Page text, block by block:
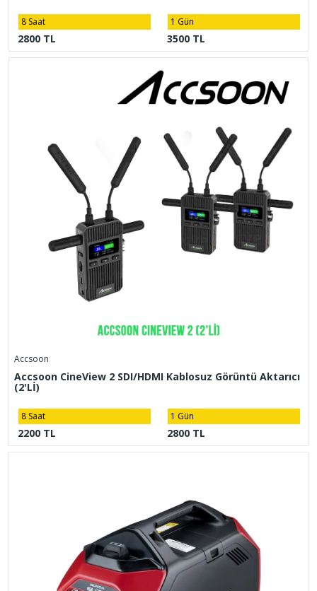
8 Saat
2800 TL
1 Gün
3500 TL
Accsoon
Accsoon CineView 2 SDI/HDMI Kablosuz Görüntü Aktarıcı
(2'Lİ)
8 Saat
2200 TL
1 Gün
2800 TL